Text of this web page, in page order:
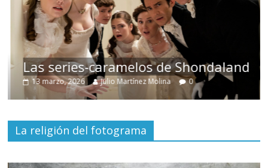
Las series-caramelos de Shondaland
13 marzo, 2026 Julio Martínez Molina 0
La religión del fotograma